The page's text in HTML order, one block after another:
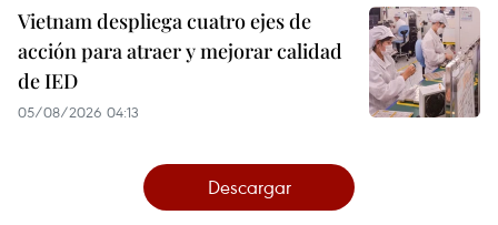
Vietnam despliega cuatro ejes de
acción para atraer y mejorar calidad
de IED
05/08/2026 04:13
Descargar